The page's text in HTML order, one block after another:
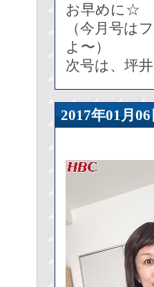
お早めに☆
（今月号は
よ〜）
次号は、坪
2017年01